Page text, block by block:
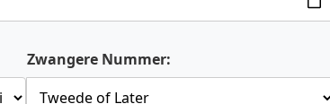
Zwangere Nummer: